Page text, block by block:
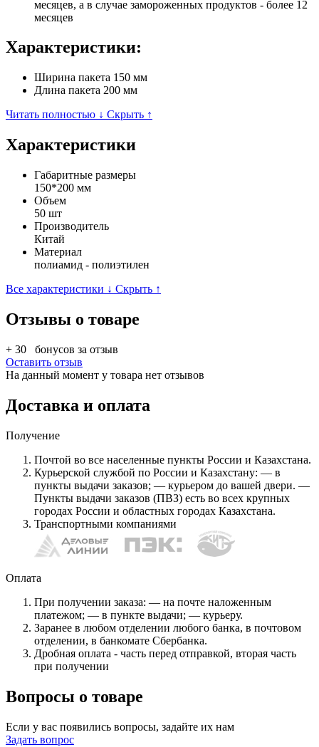
месяцев, а в случае замороженных продуктов - более 12
месяцев
Характеристики:
Ширина пакета 150 мм
Длина пакета 200 мм
Читать полностью ↓ Скрыть ↑
Характеристики
Габаритные размеры
150*200 мм
Объем
50 шт
Производитель
Китай
Материал
полиамид - полиэтилен
Все характеристики ↓ Скрыть ↑
Отзывы о товаре
+ 30
бонусов за отзыв
Оставить отзыв
На данный момент у товара нет отзывов
Доставка и оплата
Получение
Почтой во все населенные пункты России и Казахстана.
Курьерской службой по России и Казахстану: — в
пункты выдачи заказов; — курьером до вашей двери. —
Пункты выдачи заказов (ПВЗ) есть во всех крупных
городах России и областных городах Казахстана.
Транспортными компаниями
Оплата
При получении заказа: — на почте наложенным
платежом; — в пункте выдачи; — курьеру.
Заранее в любом отделении любого банка, в почтовом
отделении, в банкомате Сбербанка.
Дробная оплата - часть перед отправкой, вторая часть
при получении
Вопросы о товаре
Если у вас появились вопросы, задайте их нам
Задать вопрос